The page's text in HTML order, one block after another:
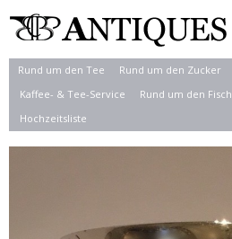
Rund um den Tee Rund um den Zucker
Kaffee- & Tee-Service
Rund um den Fisch
Hochzeitsliste